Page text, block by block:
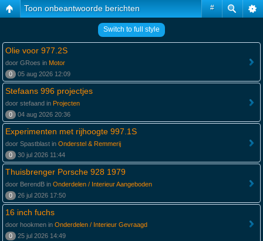
#
Toon onbeantwoorde berichten
Switch to full style
Olie voor 977.2S
door GRoes in Motor
0
05 aug 2026 12:09
Stefaans 996 projectjes
door stefaand in Projecten
0
04 aug 2026 20:36
Experimenten met rijhoogte 997.1S
door Spastblast in Onderstel & Remmerij
0
30 jul 2026 11:44
Thuisbrenger Porsche 928 1979
door BerendB in Onderdelen / Interieur Aangeboden
0
26 jul 2026 17:50
16 inch fuchs
door hookmen in Onderdelen / Interieur Gevraagd
0
25 jul 2026 14:49